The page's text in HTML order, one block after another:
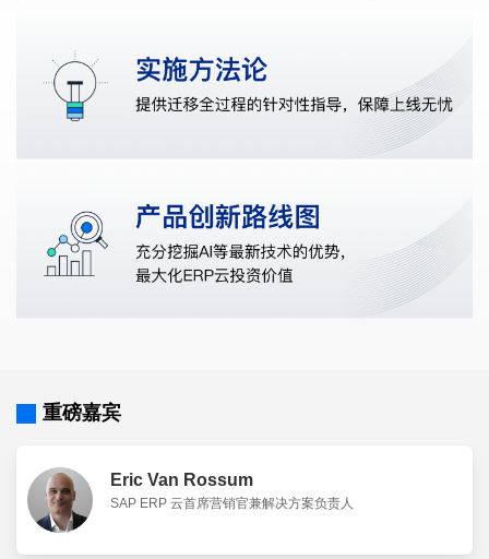
重磅嘉宾
Eric Van Rossum
SAP ERP 云首席营销官兼解决方案负责人